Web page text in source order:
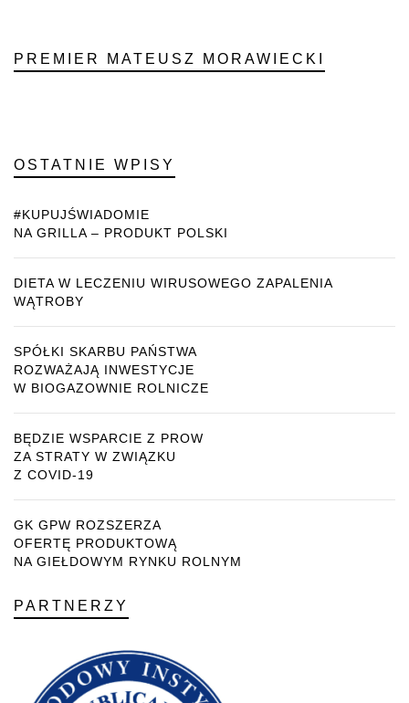
PREMIER MATEUSZ MORAWIECKI
OSTATNIE WPISY
#KUPUJŚWIADOMIE
NA GRILLA – PRODUKT POLSKI
DIETA W LECZENIU WIRUSOWEGO ZAPALENIA
WĄTROBY
SPÓŁKI SKARBU PAŃSTWA
ROZWAŻAJĄ INWESTYCJE
W BIOGAZOWNIE ROLNICZE
BĘDZIE WSPARCIE Z PROW
ZA STRATY W ZWIĄZKU
Z COVID-19
GK GPW ROZSZERZA
OFERTĘ PRODUKTOWĄ
NA GIEŁDOWYM RYNKU ROLNYM
PARTNERZY